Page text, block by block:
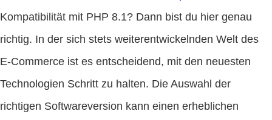
Kompatibilität mit PHP 8.1? Dann bist du hier genau
richtig. In der sich stets weiterentwickelnden Welt des
E-Commerce ist es entscheidend, mit den neuesten
Technologien Schritt zu halten. Die Auswahl der
richtigen Softwareversion kann einen erheblichen